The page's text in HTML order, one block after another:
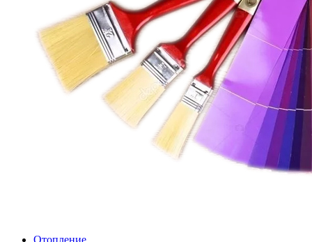
Отопление